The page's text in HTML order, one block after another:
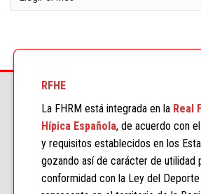
RFHE
La FHRM está integrada en la Real
Hípica Española, de acuerdo con
y requisitos establecidos en los
gozando así de carácter de utilidad
conformidad con la Ley del